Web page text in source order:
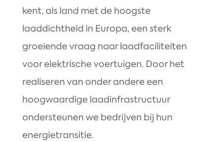
kent, als land met de hoogste
laaddichtheid in Europa, een sterk
groeiende vraag naar laadfaciliteiten
voor elektrische voertuigen. Door het
realiseren van onder andere een
hoogwaardige laadinfrastructuur
ondersteunen we bedrijven bij hun
energietransitie.